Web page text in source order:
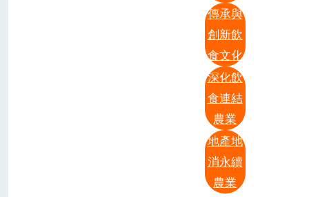
傳承與
創新飲
食文化
深化飲
食連結
農業
地產地
消永續
農業